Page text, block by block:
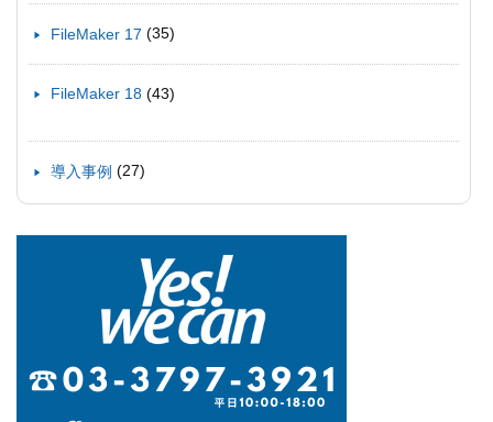
FileMaker 17 (35)
FileMaker 18 (43)
導入事例 (27)